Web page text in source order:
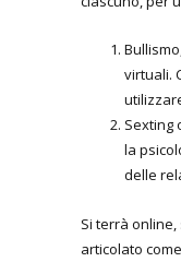
virtuali.
Sexting
la
delle
Si terrà
articolato